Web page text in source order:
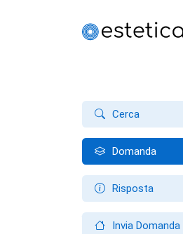
Cerca
Domanda
Risposta
Invia Domanda